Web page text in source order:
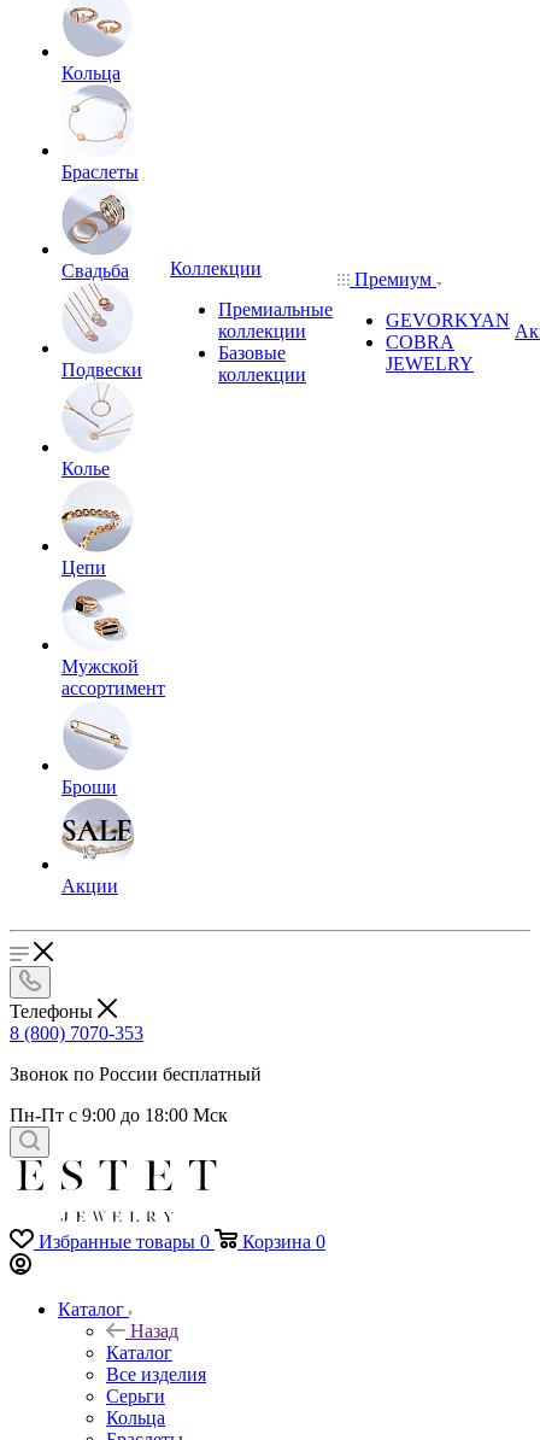
Кольца
Браслеты
Свадьба
Подвески
Колье
Цепи
Мужской
ассортимент
Броши
Акции
Коллекции
Премиальные
коллекции
Базовые
коллекции
Премиум
GEVORKYAN
COBRA
JEWELRY
Телефоны
8 (800) 7070-353
Звонок по России бесплатный
Пн-Пт с 9:00 до 18:00 Мск
Избранные товары 0 Корзина 0
Каталог
Назад
Каталог
Все изделия
Серьги
Кольца